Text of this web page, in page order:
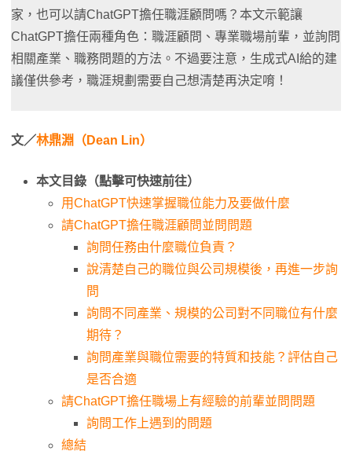
家，也可以請ChatGPT擔任職涯顧問嗎？本文示範讓
ChatGPT擔任兩種角色：職涯顧問、專業職場前輩，並詢問
相關產業、職務問題的方法。不過要注意，生成式AI給的建
議僅供參考，職涯規劃需要自己想清楚再決定唷！
文／林鼎淵（Dean Lin）
本文目錄（點擊可快速前往）
用ChatGPT快速掌握職位能力及要做什麼
請ChatGPT擔任職涯顧問並問問題
詢問任務由什麼職位負責？
說清楚自己的職位與公司規模後，再進一步詢
問
詢問不同產業、規模的公司對不同職位有什麼
期待？
詢問產業與職位需要的特質和技能？評估自己
是否合適
請ChatGPT擔任職場上有經驗的前輩並問問題
詢問工作上遇到的問題
總結